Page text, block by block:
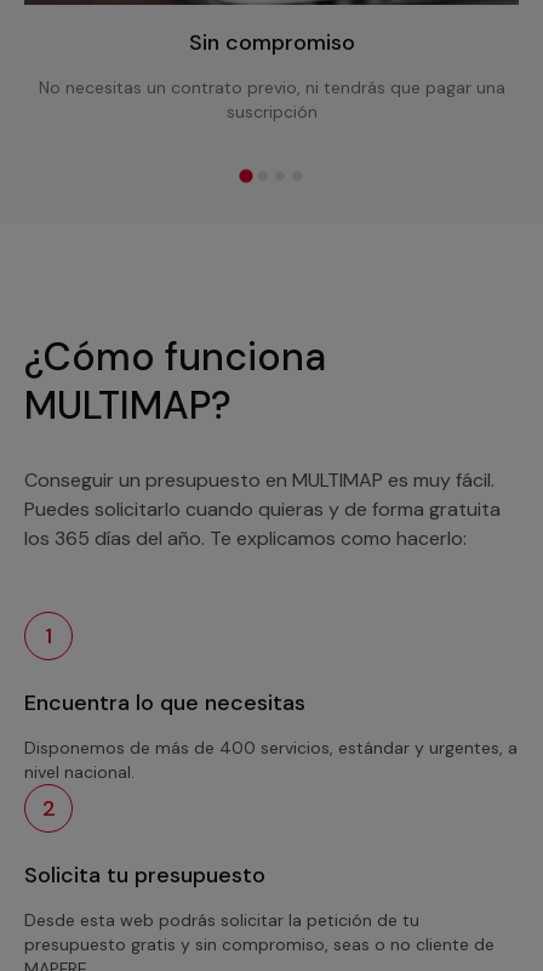
Sin compromiso
No necesitas un contrato previo, ni tendrás que pagar una
suscripción
¿Cómo funciona
MULTIMAP?
Conseguir un presupuesto en MULTIMAP es muy fácil.
Puedes solicitarlo cuando quieras y de forma gratuita
los 365 días del año. Te explicamos como hacerlo:
1
Encuentra lo que necesitas
Disponemos de más de 400 servicios, estándar y urgentes, a
nivel nacional.
2
Solicita tu presupuesto
Desde esta web podrás solicitar la petición de tu
presupuesto gratis y sin compromiso, seas o no cliente de